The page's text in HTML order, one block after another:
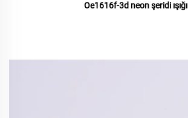
Oe1616f-3d neon şeridi ışığı